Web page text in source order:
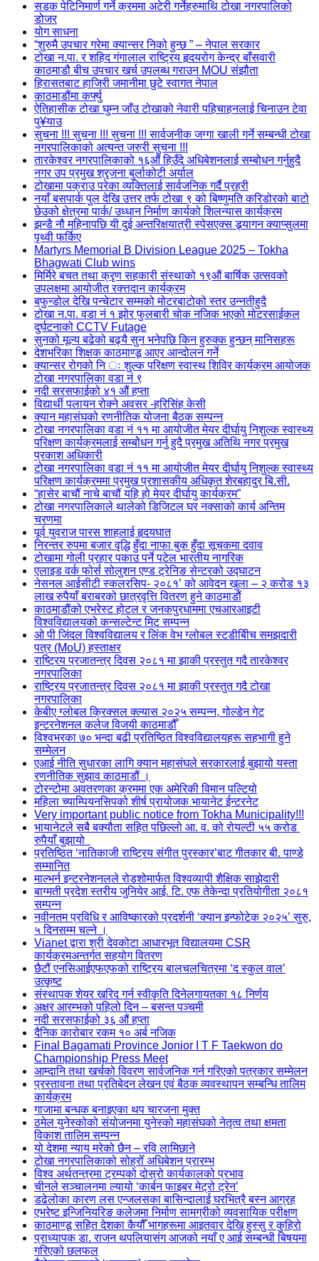
सडक पेटिनिमार्ण गर्ने क्रममा अटेरी गर्नेहरुमाथि टोखा नगरपालिको
डोजर
योग साधना
“शुरुमै उपचार गरेमा क्यान्सर निको हुन्छ ” – नेपाल सरकार
टोखा न.पा. र शहिद गंगालाल राष्ट्रिय हृदयरोग केन्द्र बाँसवारी
काठमाडौ बीच उपचार खर्च उपलब्ध गराउन MOU संझौता
हिरासतबाट हाजिरी जमानीमा छुटे स्वागत नेपाल
काठमाडौंमा कर्फ्यु
ऐतिहासीक टोखा घुम्न जाँउ टोखाको नेवारी पहिचाहनलाई चिनाउन टेवा
पु¥याउ
सुचना !!! सुचना !!! सुचना !!! सार्वजनीक जग्गा खाली गर्ने सम्बन्धी टोखा
नगरपालिकाको अत्यन्त जरुरी सुचना !!!
तारकेश्वर नगरपालिकाको १६औं हिउँदे अधिबेशनलाई सम्बोधन गर्नुहुदै
नगर उप प्रमुख श्रृजना बुर्लाकोटी अर्याल
टोखामा पक्राउ परेका व्यक्तिलाई सार्वजनिक गर्दै प्रहरी
नयाँ बसपार्क पुल देखि उत्तर तर्फ टोखा ९ को बिष्णुमति करिडोरको बाटो
छेउको क्षेत्रमा पार्क/ उध्धान निर्माण कार्यको शिलन्यास कार्यक्रम
झन्डै नौ महिनापछि यी दुई अन्तरिक्षयात्री स्पेसएक्स ड्र्यागन क्याप्सुलमा
पृथ्वी फर्किए
Martyrs Memorial B Division League 2025 – Tokha
Bhagwati Club wins
मिर्मिरे बचत तथा क्रृण सहकारी संस्थाको १९औं बार्षिक उत्सवको
उपलक्षमा आयोजीत रक्त्तदान कार्यक्रम
बफुन्डोल देखि पन्चेटार सम्मको मोटरबाटोको स्तर उन्नतीहुदै
टोखा न.पा. वडा नं १ झोर फुलबारी चोक नजिक भएको मोटरसाईकल
दुर्घटनाको CCTV Futage
सुनको मूल्य बढेको बढ्यै सुन भनेपछि किन हुरुक्क हुन्छन् मानिसहरू
देशभरिका शिक्षक काठमाण्डू आएर आन्दोलन गर्ने
क्यान्सर रोगको नि ः शुल्क परिक्षण स्वास्थ शिविर कार्यक्रम आयोजक
टोखा नगरपालिका वडा नं ९
नदी सरसफाईको ४१ औं हप्ता
विद्यार्थी पलायन रोक्ने अवसर -हरिसिंह केसी
क्यान महासंघको रणनीतिक योजना बैठक सम्पन्न
टोखा नगरपालिका वडा नं ११ मा आयोजीत मेयर दीर्घायु निशुल्क स्वास्थ्य
परिक्षण कार्यक्रमलाई सम्बोेधन गर्नु हुदै प्रमुख अतिथि नगर प्रमुख
प्रकाश अधिकारी
टोखा नगरपालिका वडा नं ११ मा आयोजीत मेयर दीर्घायु निशुल्क स्वास्थ्य
परिक्षण कार्यक्रममा प्रमुख प्रशासकीय अधिकृत शेरबहादुर बि.सी.
“हासेर बाचौं नाचे बाचौं यहि हो मेयर दीर्घायु कार्यक्रम”
टोखा नगरपालिकाले थालेको डिजिटल घर नक्साको कार्य अन्तिम
चरणमा
पूर्व युवराज पारस शाहलाई हृदयघात
निरन्तर रुपमा बजार वृद्धि हुँदा नाफा बुक हुँदा सूचकमा दवाव
टोखामा गोली प्रहार पकाउ पर्ने पटेल भारतीय नागरिक
एलाइड वर्क फोर्स सोलुशन एण्ड ट्रेनिङ सेन्टरको उद्घाटन
नेसनल आईसीटी स्कलरसिप- २०८१’ को आवेदन खुला – २ करोड १३
लाख रुपैयाँ बराबरको छात्रवृत्ति वितरण हुने काठमाडौं
काठमाडौंको एभरेस्ट होटल र जनकपुरधाममा एचआरआइटी
विश्वविद्यालयको कन्सल्टेन्ट मिट सम्पन्न
ओ पी जिंदल विश्वविद्यालय र लिंक वेभ ग्लोबल स्टडीबीिच समझदारी
पत्र (MoU) हस्ताक्षर
राष्ट्रिय प्रजातन्त्र दिवस २०८१ मा झाकी प्रस्तुत गदै तारकेश्वर
नगरपालिका
राष्ट्रिय प्रजातन्त्र दिवस २०८१ मा झाकी प्रस्तुत गदै टोखा
नगरपालिका
केबीए ग्लोबल क्रिक्सल क्ल्यास २०२५ सम्पन्न, गोल्डेन गेट
इन्टरनेशनल कलेज विजयी काठमाडौँ
विश्वभरका ७० भन्दा बढी प्रतिष्ठित विश्वविद्यालयहरू सहभागी हुने
सम्मेलन
एआई नीति सुधारका लागि क्यान महासंघले सरकारलाई बुझायो यस्ता
रणनीतिक सुझाव काठमाडौं ।
टोरन्टोमा अवतरणका क्रममा एक अमेरिकी विमान पल्टियो
महिला च्याम्पियनसिपको शीर्ष प्रायोजक भायानेट ईन्टरनेट
Very important public notice from Tokha Municipality!!!
भायानेटले सबै बक्यौता सहित पछिल्लो आ. व. को रोयल्टी ५५ करोड
रुपैयाँ बुझायो
प्रतिष्ठित ‘नातिकाजी राष्ट्रिय संगीत पुरस्कार’बाट गीतकार बी. पाण्डे
सम्मानित
माल्भर्न इन्टरनेशनलले रोडशोमार्फत विश्वव्यापी शैक्षिक साझेदारी
बाग्मती प्रदेश स्तरीय जुनियेर आई. टि. एफ तेकेन्दा प्रतियोगीता २०८१
सम्पन्न
नवीनतम प्रविधि र आविष्कारको प्रदर्शनी ‘क्यान इन्फोटेक २०२५’ सुरु,
५ दिनसम्म चल्ने ।
Vianet द्वारा श्री देवकोटा आधारभूत विद्यालयमा CSR
कार्यक्रमअन्तर्गत सहयोग वितरण
छैटौं एनसिआईएफएफको राष्ट्रिय बालचलचित्रमा ‘द स्कुल वाल’
उत्कृष्ट
संस्थापक शेयर खरिद गर्न स्वीकृति दिनेलगायतका १८ निर्णय
अक्षर आरम्भको पहिलो दिन – बसन्त पञ्चमी
नदी सरसफाईको ३६ औं हप्ता
दैनिक कारोबार रकम १० अर्ब नजिक
Final Bagamati Province Jonior I T F Taekwon do
Championship Press Meet
आम्दानि तथा खर्चको विवरण सार्वजनिक गर्न गरिएको पत्रकार सम्मेलन
प्रस्तावना तथा प्रतिबेदन लेखन एवं बैठक व्यवस्थापन सम्बन्धि तालिम
कार्यक्रम
गाजामा बन्धक बनाइएका थप चारजना मुक्त
ठमेल युनेस्कोको संयोजनमा युनेस्को महासंघको नेतृत्व तथा क्षमता
विकाश तालिम सम्पन्न
यो देशमा न्याय मरेको छैन – रवि लामिछाने
टोखा नगरपालिकाको सोह्रोँ अधिबेशन प्रारम्भ
विश्व अर्थतन्त्रमा ट्रम्पको दोस्रो कार्यकालको प्रभाव
चीनले सञ्चालनमा ल्यायो ‘कार्बन फाइबर मेट्रो ट्रेन’
डढेलोका कारण लस एन्जलसका बासिन्दालाई घरभित्रै बस्न आग्रह
एभरेष्ट इन्जिनियरिङ कलेजमा निर्माण सामग्रीको व्यवसायिक परीक्षण
काठमाण्डू सहित देशका कैयौँ भागहरूमा आइतवार देखि हुस्सु र कुहिरो
प्राध्यापक डा. राजन थपलियासंग आजको नयाँ ए आई सम्बन्धी बिषयमा
गरिएको छलफल